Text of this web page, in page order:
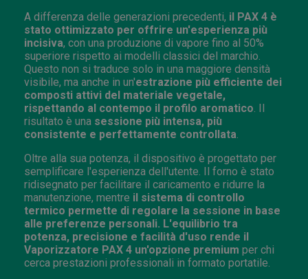
A differenza delle generazioni precedenti, il PAX 4 è
stato ottimizzato per offrire un'esperienza più
incisiva, con una produzione di vapore fino al 50%
superiore rispetto ai modelli classici del marchio.
Questo non si traduce solo in una maggiore densità
visibile, ma anche in un'estrazione più efficiente dei
composti attivi del materiale vegetale,
rispettando al contempo il profilo aromatico . Il
risultato è una sessione più intensa, più
consistente e perfettamente controllata
Oltre alla sua potenza, il dispositivo è progettato per
semplificare l'esperienza dell'utente. Il forno è stato
ridisegnato per facilitare il caricamento e ridurre la
manutenzione, mentre il sistema di controllo
termico permette di regolare la sessione in base
alle preferenze personali. L'equilibrio tra
potenza, precisione e facilità d'uso rende il
Vaporizzatore PAX 4 un'opzione premium per chi
cerca prestazioni professionali in formato portatile.